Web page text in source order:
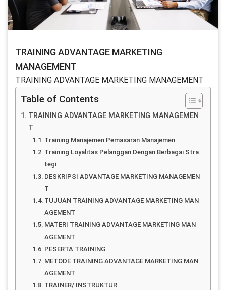
TRAINING ADVANTAGE MARKETING
MANAGEMENT
TRAINING ADVANTAGE MARKETING MANAGEMENT
Table of Contents
TRAINING ADVANTAGE MARKETING MANAGEMEN
T
Training Manajemen Pemasaran Manajemen
Training Loyalitas Pelanggan Dengan Berbagai Stra
tegi
DESKRIPSI ADVANTAGE MARKETING MANAGEMEN
T
TUJUAN TRAINING ADVANTAGE MARKETING MAN
AGEMENT
MATERI TRAINING ADVANTAGE MARKETING MAN
AGEMENT
PESERTA TRAINING
METODE TRAINING ADVANTAGE MARKETING MAN
AGEMENT
TRAINER/ INSTRUKTUR